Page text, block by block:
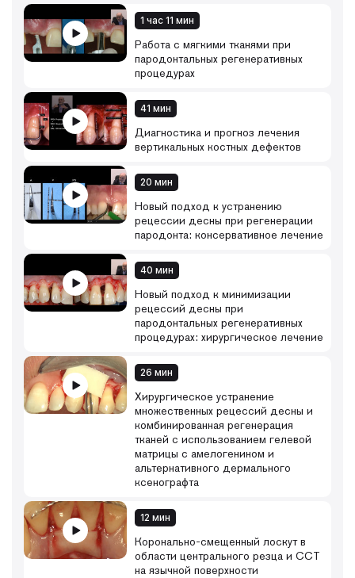
1 час 11 мин
Работа с мягкими тканями при
пародонтальных регенеративных
процедурах
41 мин
Диагностика и прогноз лечения
вертикальных костных дефектов
20 мин
Новый подход к устранению
рецессии десны при регенерации
пародонта: консервативное лечение
40 мин
Новый подход к минимизации
рецессий десны при
пародонтальных регенеративных
процедурах: хирургическое лечение
26 мин
Хирургическое устранение
множественных рецессий десны и
комбинированная регенерация
тканей с использованием гелевой
матрицы с амелогенином и
альтернативного дермального
ксенографта
12 мин
Коронально-смещенный лоскут в
области центрального резца и ССТ
на язычной поверхности